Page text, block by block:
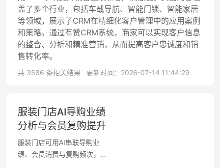
盖了多个行业，包括车载导航、智能门锁、智能家居
等领域，展示了CRM在精细化客户管理中的应用案例
和策略。通过有赞CRM系统，商家可以实现客户信息
的整合、分析和精准营销，从而提高客户忠诚度和销
售转化率。
共 3586 条相关结果 更新时间：2026-07-14 11:44:29
服装门店AI导购业绩
分析与会员复购提升
服装门店可用AI串联导购业
绩、会员消费与复购频次，通